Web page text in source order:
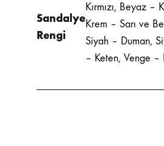
Sandalye
Rengi
Kırmızı, Beyaz –
Krem – Sarı ve
Siyah – Duman,
– Keten, Venge –